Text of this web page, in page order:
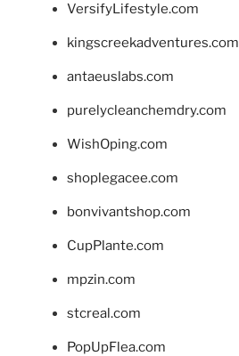
VersifyLifestyle.com
kingscreekadventures.com
antaeuslabs.com
purelycleanchemdry.com
WishOping.com
shoplegacee.com
bonvivantshop.com
CupPlante.com
mpzin.com
stcreal.com
PopUpFlea.com